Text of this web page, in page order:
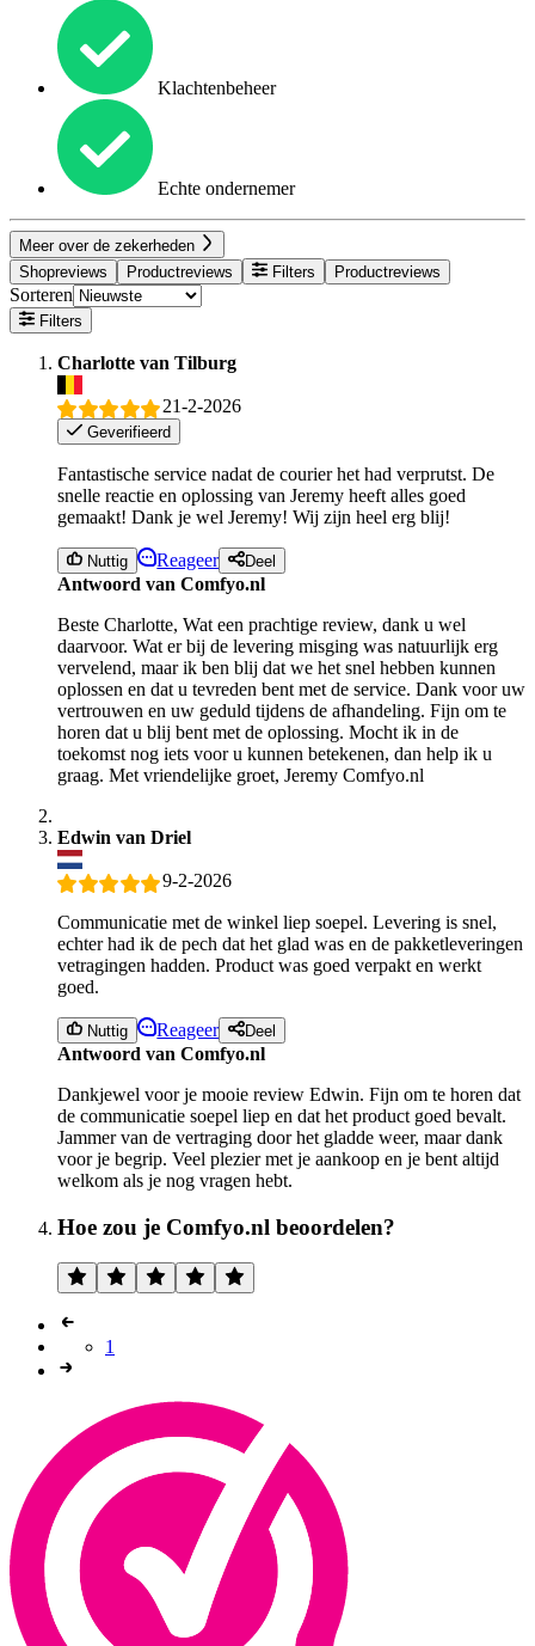
Klachtenbeheer
Echte ondernemer
Meer over de zekerheden
Shopreviews
Productreviews Filters Productreviews
Sorteren
Filters
Charlotte van Tilburg
21-2-2026
Geverifieerd
Fantastische service nadat de courier het had verprutst. De
snelle reactie en oplossing van Jeremy heeft alles goed
gemaakt! Dank je wel Jeremy! Wij zijn heel erg blij!
Nuttig Reageer Deel
Antwoord van Comfyo.nl
Beste Charlotte, Wat een prachtige review, dank u wel
daarvoor. Wat er bij de levering misging was natuurlijk erg
vervelend, maar ik ben blij dat we het snel hebben kunnen
oplossen en dat u tevreden bent met de service. Dank voor uw
vertrouwen en uw geduld tijdens de afhandeling. Fijn om te
horen dat u blij bent met de oplossing. Mocht ik in de
toekomst nog iets voor u kunnen betekenen, dan help ik u
graag. Met vriendelijke groet, Jeremy Comfyo.nl
Edwin van Driel
9-2-2026
Communicatie met de winkel liep soepel. Levering is snel,
echter had ik de pech dat het glad was en de pakketleveringen
vetragingen hadden. Product was goed verpakt en werkt
goed.
Nuttig Reageer Deel
Antwoord van Comfyo.nl
Dankjewel voor je mooie review Edwin. Fijn om te horen dat
de communicatie soepel liep en dat het product goed bevalt.
Jammer van de vertraging door het gladde weer, maar dank
voor je begrip. Veel plezier met je aankoop en je bent altijd
welkom als je nog vragen hebt.
Hoe zou je Comfyo.nl beoordelen?
1